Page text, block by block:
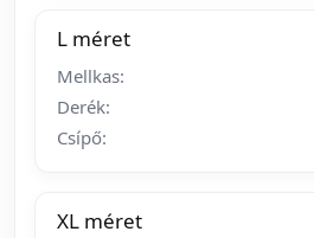
L méret
Mellkas:
Derék:
Csípő:
XL méret